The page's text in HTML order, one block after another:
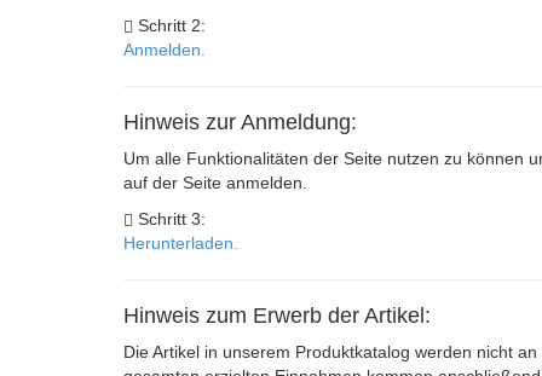
Schritt 2:
Anmelden.
Hinweis zur Anmeldung:
Um alle Funktionalitäten der Seite nutzen zu können
auf der Seite anmelden.
Schritt 3:
Herunterladen.
Hinweis zum Erwerb der Artikel:
Die Artikel in unserem Produktkatalog werden nicht